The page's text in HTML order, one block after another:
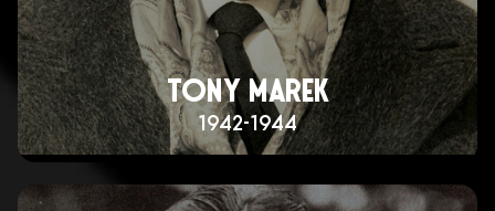
TONY MAREK
1942-1944